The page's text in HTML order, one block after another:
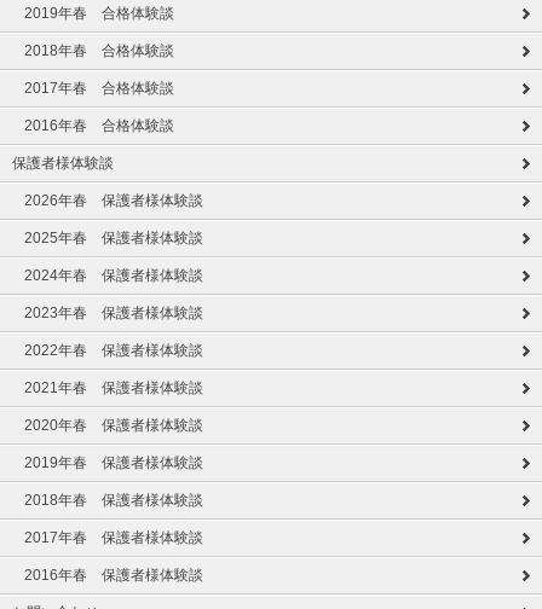
2019年春 合格体験談
2018年春 合格体験談
2017年春 合格体験談
2016年春 合格体験談
保護者様体験談
2026年春 保護者様体験談
2025年春 保護者様体験談
2024年春 保護者様体験談
2023年春 保護者様体験談
2022年春 保護者様体験談
2021年春 保護者様体験談
2020年春 保護者様体験談
2019年春 保護者様体験談
2018年春 保護者様体験談
2017年春 保護者様体験談
2016年春 保護者様体験談